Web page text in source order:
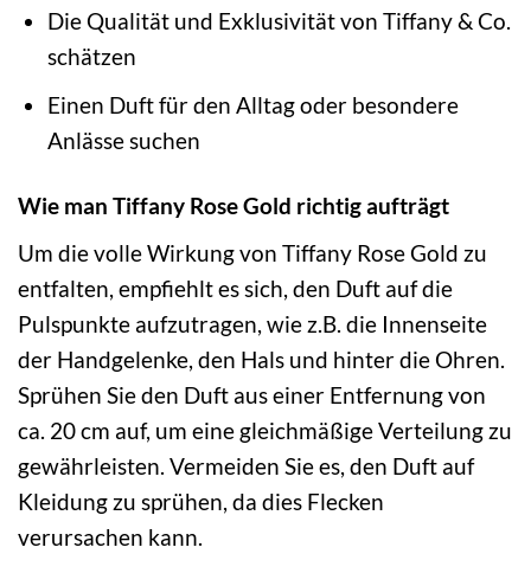
Die Qualität und Exklusivität von Tiffany & Co.
schätzen
Einen Duft für den Alltag oder besondere
Anlässe suchen
Wie man Tiffany Rose Gold richtig aufträgt
Um die volle Wirkung von Tiffany Rose Gold zu
entfalten, empfiehlt es sich, den Duft auf die
Pulspunkte aufzutragen, wie z.B. die Innenseite
der Handgelenke, den Hals und hinter die Ohren.
Sprühen Sie den Duft aus einer Entfernung von
ca. 20 cm auf, um eine gleichmäßige Verteilung zu
gewährleisten. Vermeiden Sie es, den Duft auf
Kleidung zu sprühen, da dies Flecken
verursachen kann.